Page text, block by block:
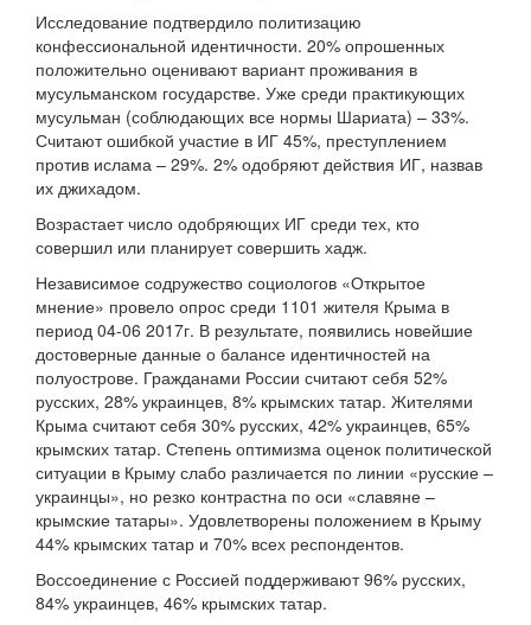
Исследование подтвердило политизацию
конфессиональной идентичности. 20% опрошенных
положительно оценивают вариант проживания в
мусульманском государстве. Уже среди практикующих
мусульман (соблюдающих все нормы Шариата) – 33%.
Считают ошибкой участие в ИГ 45%, преступлением
против ислама – 29%. 2% одобряют действия ИГ, назвав
их джихадом.
Возрастает число одобряющих ИГ среди тех, кто
совершил или планирует совершить хадж.
Независимое содружество социологов «Открытое
мнение» провело опрос среди 1101 жителя Крыма в
период 04-06 2017г. В результате, появились новейшие
достоверные данные о балансе идентичностей на
полуострове. Гражданами России считают себя 52%
русских, 28% украинцев, 8% крымских татар. Жителями
Крыма считают себя 30% русских, 42% украинцев, 65%
крымских татар. Степень оптимизма оценок политической
ситуации в Крыму слабо различается по линии «русские –
украинцы», но резко контрастна по оси «славяне –
крымские татары». Удовлетворены положением в Крыму
44% крымских татар и 70% всех респондентов.
Воссоединение с Россией поддерживают 96% русских,
84% украинцев, 46% крымских татар.